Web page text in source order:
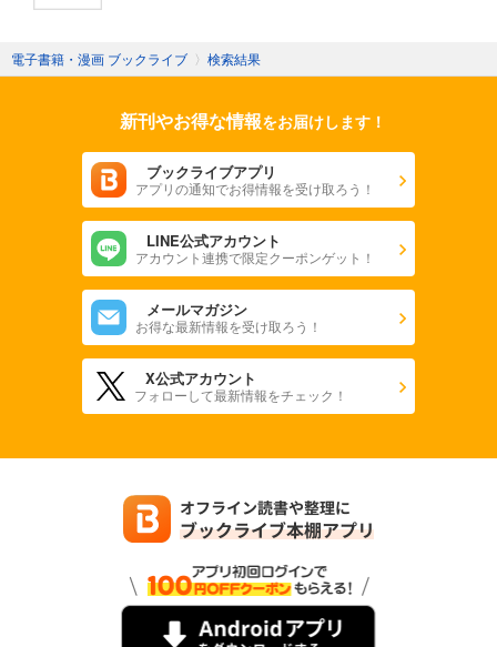
電子書籍・漫画 ブックライブ 〉 検索結果
新刊やお得な情報をお届けします！
ブックライブアプリ
アプリの通知でお得情報を受け取ろう！
LINE公式アカウント
アカウント連携で限定クーポンゲット！
メールマガジン
お得な最新情報を受け取ろう！
X公式アカウント
フォローして最新情報をチェック！